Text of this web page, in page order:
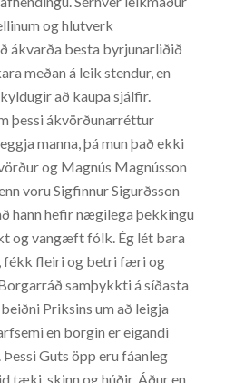
og hlutverk
ákvarða besta byrjunarliðið
meðan á leik stendur, en
að kaupa sjálfir.
þessi ákvörðunarréttur
manna, þá mun það ekki
og Magnús Magnússon
voru Sigfinnur Sigurðsson
hann hefir nægilega þekkingu
og vangæft fólk. Ég lét bara
fékk fleiri og betri færi og
samþykkti á síðasta
Priksins um að leigja
en borgin er eigandi
Guts öpp eru fáanleg
tæki, skinn og húðir. Áður en